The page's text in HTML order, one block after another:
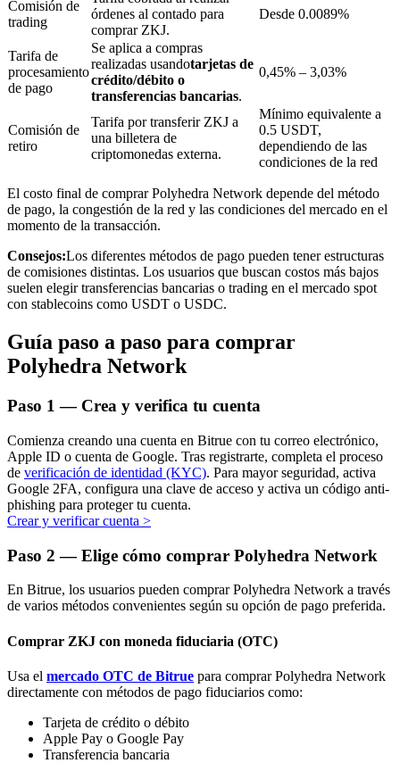
Inversión automática
Obtenga ganancias a largo plazo e intereses flexibles
Aprender Staking
Obtenga más información sobre cómo obtener ingresos pasivos
Bitrue
AI
Bitrue Partners
¡Hasta un 65% de comisiones!
Comisión de
trading
órdenes al contado para
comprar ZKJ.
Desde 0.0089%
Tarifa de
procesamiento
de pago
Se aplica a compras
realizadas usandotarjetas de
crédito/débito o
transferencias bancarias.
0,45% – 3,03%
Comisión de
retiro
Tarifa por transferir ZKJ a
una billetera de
criptomonedas externa.
Mínimo equivalente a
0.5 USDT,
dependiendo de las
condiciones de la red
El costo final de comprar Polyhedra Network depende del método
de pago, la congestión de la red y las condiciones del mercado en el
momento de la transacción.
Consejos:Los diferentes métodos de pago pueden tener estructuras
de comisiones distintas. Los usuarios que buscan costos más bajos
suelen elegir transferencias bancarias o trading en el mercado spot
con stablecoins como USDT o USDC.
Guía paso a paso para comprar
Polyhedra Network
Paso 1 — Crea y verifica tu cuenta
Comienza creando una cuenta en Bitrue con tu correo electrónico,
Apple ID o cuenta de Google. Tras registrarte, completa el proceso
de verificación de identidad (KYC). Para mayor seguridad, activa
Google 2FA, configura una clave de acceso y activa un código anti-
phishing para proteger tu cuenta.
Crear y verificar cuenta >
Paso 2 — Elige cómo comprar Polyhedra Network
En Bitrue, los usuarios pueden comprar Polyhedra Network a través
de varios métodos convenientes según su opción de pago preferida.
Comprar ZKJ con moneda fiduciaria (OTC)
Usa el mercado OTC de Bitrue para comprar Polyhedra Network
directamente con métodos de pago fiduciarios como:
Tarjeta de crédito o débito
Apple Pay o Google Pay
Transferencia bancaria